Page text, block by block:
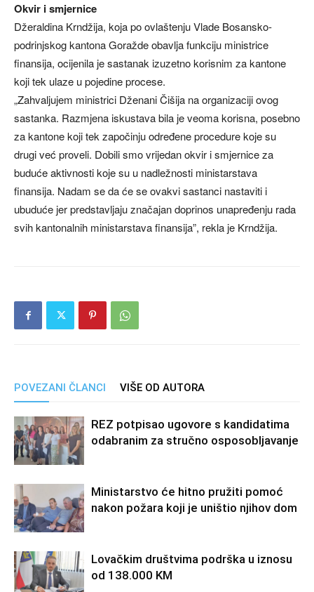
Okvir i smjernice
Džeraldina Krndžija, koja po ovlaštenju Vlade Bosansko-
podrinjskog kantona Goražde obavlja funkciju ministrice
finansija, ocijenila je sastanak izuzetno korisnim za kantone
koji tek ulaze u pojedine procese.
„Zahvaljujem ministrici Dženani Čišija na organizaciji ovog
sastanka. Razmjena iskustava bila je veoma korisna, posebno
za kantone koji tek započinju određene procedure koje su
drugi već proveli. Dobili smo vrijedan okvir i smjernice za
buduće aktivnosti koje su u nadležnosti ministarstava
finansija. Nadam se da će se ovakvi sastanci nastaviti i
ubuduće jer predstavljaju značajan doprinos unapređenju rada
svih kantonalnih ministarstava finansija”, rekla je Krndžija.
POVEZANI ČLANCI VIŠE OD AUTORA
REZ potpisao ugovore s kandidatima
odabranim za stručno osposobljavanje
Ministarstvo će hitno pružiti pomoć
nakon požara koji je uništio njihov dom
Lovačkim društvima podrška u iznosu
od 138.000 KM